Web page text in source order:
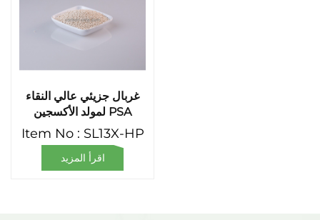
غربال جزيئي عالي النقاء
لمولد الأكسجين PSA
Item No : SL13X-HP
اقرأ المزيد